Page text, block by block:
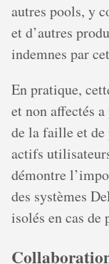
autres pools, y
et d’autres
indemnes par
En pratique,
et non affectés
de la faille et de
actifs
démontre
des systèmes
isolés en cas de